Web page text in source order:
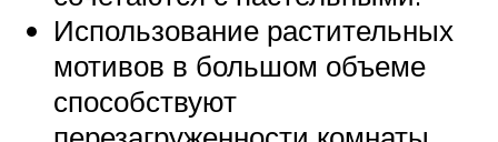
Использование растительных
мотивов в большом объеме
способствуют